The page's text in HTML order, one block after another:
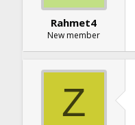
Rahmet4
New member
Z